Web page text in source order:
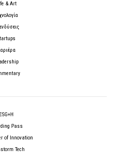
& Art
ESG+H
Pass
of Innovation
Tech